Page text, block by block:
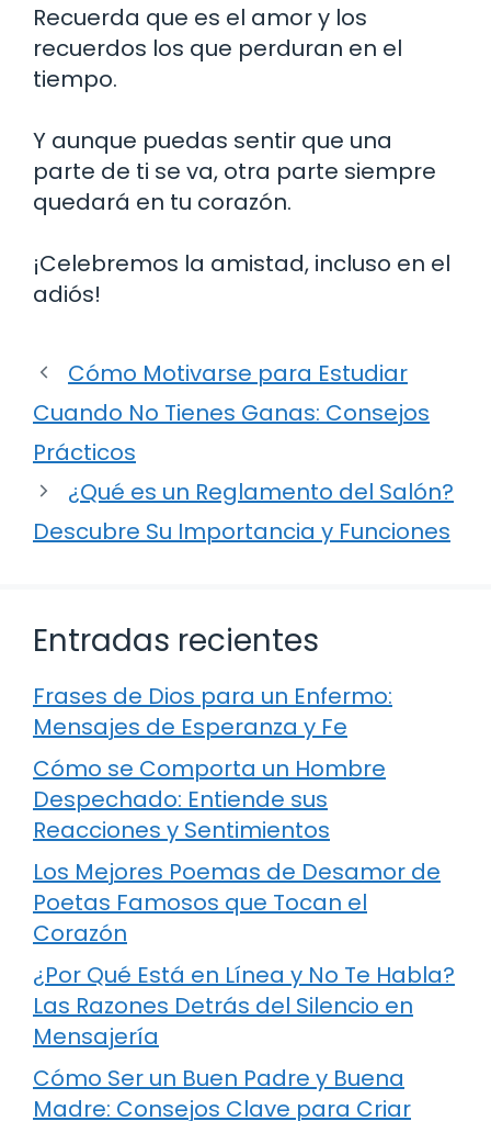
Recuerda que es el amor y los
recuerdos los que perduran en el
tiempo.
Y aunque puedas sentir que una
parte de ti se va, otra parte siempre
quedará en tu corazón.
¡Celebremos la amistad, incluso en el
adiós!
Cómo Motivarse para Estudiar
Cuando No Tienes Ganas: Consejos
Prácticos
¿Qué es un Reglamento del Salón?
Descubre Su Importancia y Funciones
Entradas recientes
Frases de Dios para un Enfermo:
Mensajes de Esperanza y Fe
Cómo se Comporta un Hombre
Despechado: Entiende sus
Reacciones y Sentimientos
Los Mejores Poemas de Desamor de
Poetas Famosos que Tocan el
Corazón
¿Por Qué Está en Línea y No Te Habla?
Las Razones Detrás del Silencio en
Mensajería
Cómo Ser un Buen Padre y Buena
Madre: Consejos Clave para Criar